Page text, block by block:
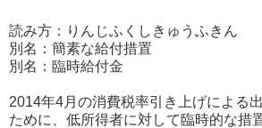
読み方：りんじふくしきゅうふきん
別名：簡素な給付措置
別名：臨時給付金
2014年4月の消費税率引き上げによる
ために、低所得者に対して臨時的な措